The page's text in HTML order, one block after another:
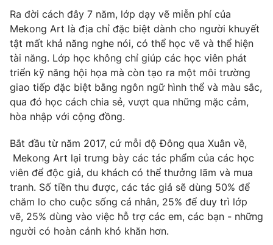
Nhân vật
Khán giả
Giải sao mai
Âm nhạc
Sao
Đời sống
Du lịch
Làm đẹp
Chất lượng cuộc sống
Giáo dục
Tuyển sinh
Học trực tuyến
Công nghệ
Hitech Công nghệ tương lai
Thị trường
Tư vấn
Giao lưu trực tuyến
Lịch phát sóng
Chuyên mục khác
Emagazine Podcast
Ra đời cách đây 7 năm, lớp dạy vẽ miễn phí của
Mekong Art là địa chỉ đặc biệt dành cho người khuyết
tật mất khả năng nghe nói, có thể học vẽ và thể hiện
tài năng. Lớp học không chỉ giúp các học viên phát
triển kỹ năng hội họa mà còn tạo ra một môi trường
giao tiếp đặc biệt bằng ngôn ngữ hình thể và màu sắc,
qua đó học cách chia sẻ, vượt qua những mặc cảm,
hòa nhập với cộng đồng.
Bắt đầu từ năm 2017, cứ mỗi độ Đông qua Xuân về,
Mekong Art lại trưng bày các tác phẩm của các học
viên để độc giả, du khách có thể thưởng lãm và mua
tranh. Số tiền thu được, các tác giả sẽ dùng 50% để
chăm lo cho cuộc sống cá nhân, 25% để duy trì lớp
vẽ, 25% dùng vào việc hỗ trợ các em, các bạn - những
người có hoàn cảnh khó khăn hơn.